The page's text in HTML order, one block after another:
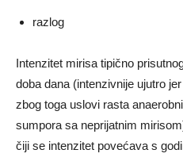
razlog
Intenzitet mirisa tipično
doba dana (intenzivnije ujutro
zbog toga uslovi rasta
sumpora sa neprijatnim
čiji se intenzitet povećava s